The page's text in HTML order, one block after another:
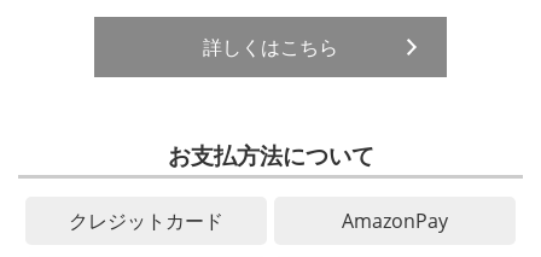
詳しくはこちら
お支払方法について
クレジットカード AmazonPay